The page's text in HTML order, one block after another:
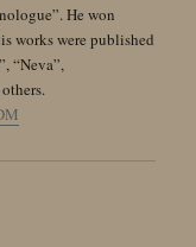
He won
works were published
“Neva”,